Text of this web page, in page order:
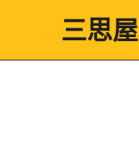
三思屋